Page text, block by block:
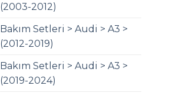
(2003-2012)
Bakım Setleri > Audi > A3 >
(2012-2019)
Bakım Setleri > Audi > A3 >
(2019-2024)